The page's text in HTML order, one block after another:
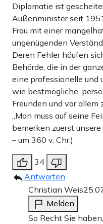
Diplomatie ist
Außenminister seit
Frau mit einer
ungenügenden
Deren Fehler häufen
Behörde, die in der
eine professionelle und
wie bestmögliche,
Freunden und vor allem
„Man muss auf seine
bemerken zuerst
– um 360 v. Chr.)
34
Antworten
Christian Weis
Melden
So Recht Sie